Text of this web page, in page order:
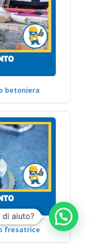
betoniera
fresatrice
di aiuto?